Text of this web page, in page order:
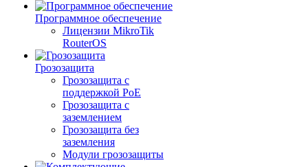
Программное обеспечение
Лицензии MikroTik
RouterOS
Грозозащита
Грозозащита с
поддержкой PoE
Грозозащита с
заземлением
Грозозащита без
заземления
Модули грозозащиты